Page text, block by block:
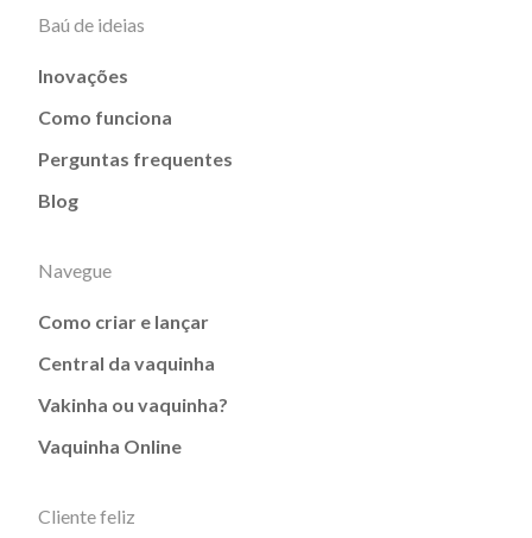
Baú de ideias
Inovações
Como funciona
Perguntas frequentes
Blog
Navegue
Como criar e lançar
Central da vaquinha
Vakinha ou vaquinha?
Vaquinha Online
Cliente feliz